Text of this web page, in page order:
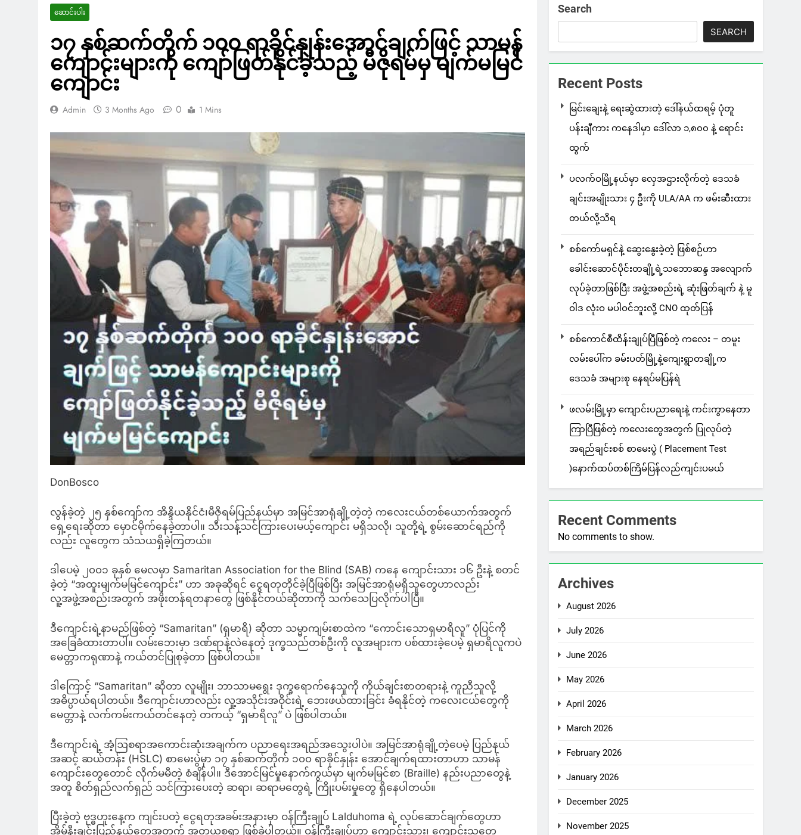
ဆောင်းပါး
၁၇ နှစ်ဆက်တိုက် ၁၀၀ ရာခိုင်နှုန်းအောင်ချက်ဖြင့် သာမန်
ကျောင်းများကို ကျော်ဖြတ်နိုင်ခဲ့သည့် မီဇိုရမ်မှ မျက်မမြင်
ကျောင်း
Admin 3 Months Ago 0 1 Mins
DonBosco
လွန်ခဲ့တဲ့ ၂၅ နှစ်ကျော်က အိန္ဒိယနိုင်ငံ၊မီဇိုရမ်ပြည်နယ်မှာ အမြင်အာရုံချို့တဲ့တဲ့ ကလေးငယ်တစ်ယောက်အတွက်
ရှေ့ရေးဆိုတာ မှောင်မိုက်နေခဲ့တာပါ။ သီးသန့်သင်ကြားပေးမယ့်ကျောင်း မရှိသလို၊ သူတို့ရဲ့ စွမ်းဆောင်ရည်ကို
လည်း လူတွေက သံသယရှိခဲ့ကြတယ်။
ဒါပေမဲ့ ၂၀၀၁ ခုနှစ် မေလမှာ Samaritan Association for the Blind (SAB) ကနေ ကျောင်းသား ၁၆ ဦးနဲ့ စတင်
ခဲ့တဲ့ “အထူးမျက်မမြင်ကျောင်း” ဟာ အခုဆိုရင် ငွေရတုတိုင်ခဲ့ပြီဖြစ်ပြီး အမြင်အာရုံမရှိသူတွေဟာလည်း
လူ့အဖွဲ့အစည်းအတွက် အဖိုးတန်ရတနာတွေ ဖြစ်နိုင်တယ်ဆိုတာကို သက်သေပြလိုက်ပါပြီ။
ဒီကျောင်းရဲ့နာမည်ဖြစ်တဲ့ “Samaritan” (ရှမာရိ) ဆိုတာ သမ္မာကျမ်းစာထဲက “ကောင်းသောရှမာရိလူ” ပုံပြင်ကို
အခြေခံထားတာပါ။ လမ်းဘေးမှာ ဒဏ်ရာနဲ့လဲနေတဲ့ ဒုက္ခသည်တစ်ဦးကို လူအများက ပစ်ထားခဲ့ပေမဲ့ ရှမာရိလူကပဲ
မေတ္တာကရုဏာနဲ့ ကယ်တင်ပြုစုခဲ့တာ ဖြစ်ပါတယ်။
ဒါကြောင့် “Samaritan” ဆိုတာ လူမျိုး၊ ဘာသာမရွေး ဒုက္ခရောက်နေသူကို ကိုယ်ချင်းစာတရားနဲ့ ကူညီသူလို့
အဓိပ္ပာယ်ရပါတယ်။ ဒီကျောင်းဟာလည်း လူ့အသိုင်းအဝိုင်းရဲ့ ဘေးဖယ်ထားခြင်း ခံရနိုင်တဲ့ ကလေးငယ်တွေကို
မေတ္တာနဲ့ လက်ကမ်းကယ်တင်နေတဲ့ တကယ့် “ရှမာရိလူ” ပဲ ဖြစ်ပါတယ်။
ဒီကျောင်းရဲ့ အံ့ဩစရာအကောင်းဆုံးအချက်က ပညာရေးအရည်အသွေးပါပဲ။ အမြင်အာရုံချို့တဲ့ပေမဲ့ ပြည်နယ်
အဆင့် ဆယ်တန်း (HSLC) စာမေးပွဲမှာ ၁၇ နှစ်ဆက်တိုက် ၁၀၀ ရာခိုင်နှုန်း အောင်ချက်ရထားတာဟာ သာမန်
ကျောင်းတွေတောင် လိုက်မမီတဲ့ စံချိန်ပါ။ ဒီအောင်မြင်မှုနောက်ကွယ်မှာ မျက်မမြင်စာ (Braille) နည်းပညာတွေနဲ့
အတူ စိတ်ရှည်လက်ရှည် သင်ကြားပေးတဲ့ ဆရာ၊ ဆရာမတွေရဲ့ ကြိုးပမ်းမှုတွေ ရှိနေပါတယ်။
ပြီးခဲ့တဲ့ ဗုဒ္ဓဟူးနေ့က ကျင်းပတဲ့ ငွေရတုအခမ်းအနားမှာ ဝန်ကြီးချုပ် Lalduhoma ရဲ့ လုပ်ဆောင်ချက်တွေဟာ
အိမ်နီးချင်းပြည်နယ်တွေအတွက် အတုယူစရာ ဖြစ်ခဲ့ပါတယ်။ ဝန်ကြီးချုပ်ဟာ ကျောင်းသား၊ ကျောင်းသူတွေ
Search
SEARCH
Recent Posts
မြင်းချေးနဲ့ ရေးဆွဲထားတဲ့ ဒေါ်နယ်ထရမ့် ပုံတူ
ပန်းချီကား ကနေဒါမှာ ဒေါ်လာ ၁,၈၀၀ နဲ့ ရောင်း
ထွက်
ပလက်ဝမြို့နယ်မှာ လှေအဌားလိုက်တဲ့ ဒေသခံ
ချင်းအမျိုးသား ၄ ဦးကို ULA/AA က ဖမ်းဆီးထား
တယ်လို့သိရ
စစ်ကော်မရှင်နဲ့ ဆွေးနွေးခဲ့တဲ့ ဖြစ်စဉ်ဟာ
ခေါင်းဆောင်ပိုင်းတချို့ရဲ့သဘောဆန္ဒ အလျောက်
လုပ်ခဲ့တာဖြစ်ပြီး အဖွဲ့အစည်းရဲ့ ဆုံးဖြတ်ချက် နဲ့ မူ
ဝါဒ လုံးဝ မပါဝင်ဘူးလို့ CNO ထုတ်ပြန်
စစ်ကောင်စီထိန်းချုပ်ပြီဖြစ်တဲ့ ကလေး – တမူး
လမ်းပေါ်က ခမ်းပတ်မြို့နဲ့ကျေးရွာတချို့က
ဒေသခံ အများစု နေရပ်မပြန်ရဲ
ဖလမ်းမြို့မှာ ကျောင်းပညာရေးနဲ့ ကင်းကွာနေတာ
ကြာပြီဖြစ်တဲ့ ကလေးတွေအတွက် ပြုလုပ်တဲ့
အရည်ချင်းစစ် စာမေးပွဲ ( Placement Test
)နောက်ထပ်တစ်ကြိမ်ပြန်လည်ကျင်းပမယ်
Recent Comments
No comments to show.
Archives
August 2026
July 2026
June 2026
May 2026
April 2026
March 2026
February 2026
January 2026
December 2025
November 2025